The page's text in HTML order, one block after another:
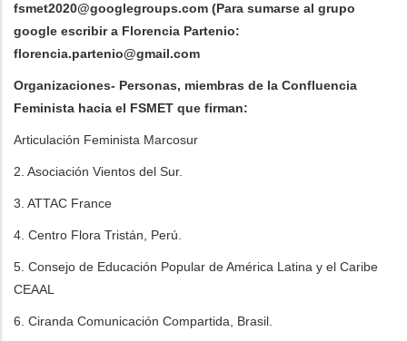
fsmet2020@googlegroups.com (Para sumarse al grupo
google escribir a Florencia Partenio:
florencia.partenio@gmail.com
Organizaciones- Personas, miembras de la Confluencia
Feminista hacia el FSMET que firman:
Articulación Feminista Marcosur
2. Asociación Vientos del Sur.
3. ATTAC France
4. Centro Flora Tristán, Perú.
5. Consejo de Educación Popular de América Latina y el Caribe
CEAAL
6. Ciranda Comunicación Compartida, Brasil.